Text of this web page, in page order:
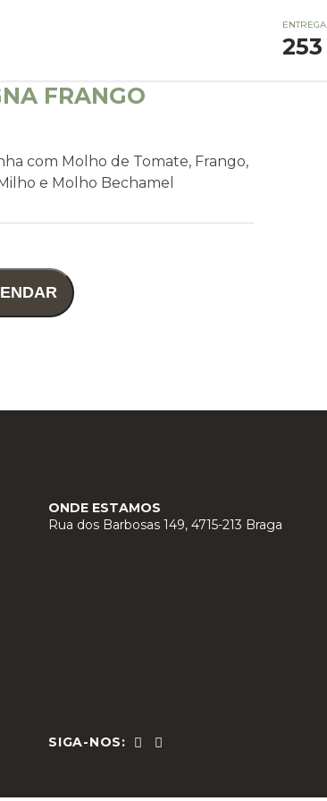
253
FRANGO
com Molho de Tomate, Frango,
e Molho Bechamel
ONDE ESTAMOS
Rua dos Barbosas 149, 4715-213 Braga
SIGA-NOS: